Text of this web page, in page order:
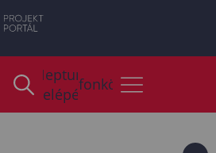
Neptun
belépés
Telefonkönyv